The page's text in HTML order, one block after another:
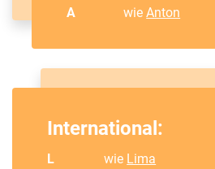
A
wieAnton
International:
L wie Lima